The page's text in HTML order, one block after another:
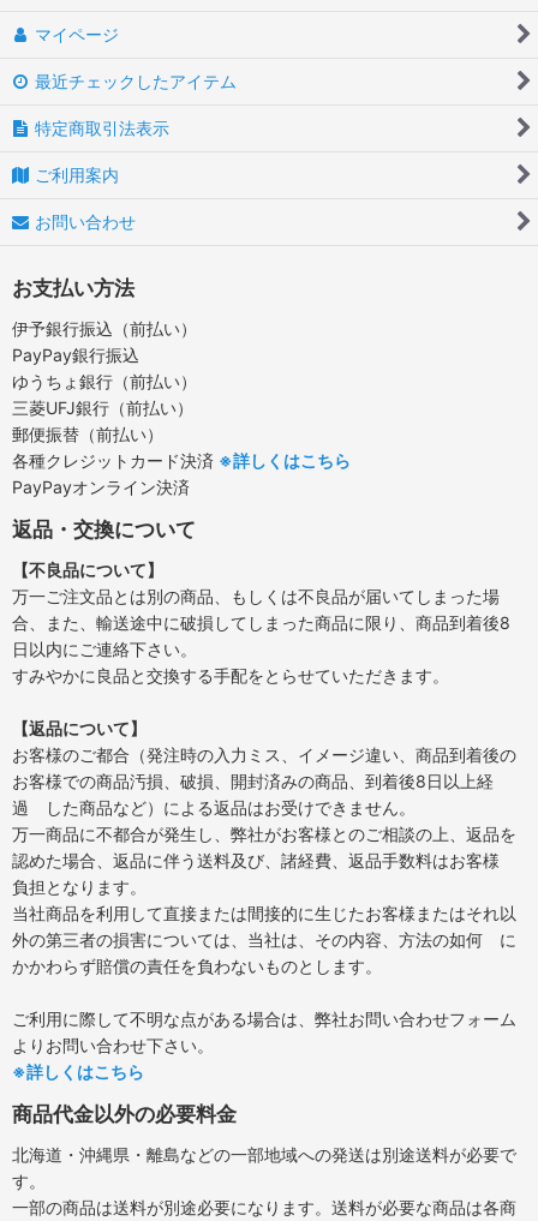
マイページ
最近チェックしたアイテム
特定商取引法表示
ご利用案内
お問い合わせ
お支払い方法
伊予銀行振込（前払い）
PayPay銀行振込
ゆうちょ銀行（前払い）
三菱UFJ銀行（前払い）
郵便振替（前払い）
各種クレジットカード決済 ※詳しくはこちら
PayPayオンライン決済
返品・交換について
【不良品について】
万一ご注文品とは別の商品、もしくは不良品が届いてしまった場
合、また、輸送途中に破損してしまった商品に限り、商品到着後8
日以内にご連絡下さい。
すみやかに良品と交換する手配をとらせていただきます。
【返品について】
お客様のご都合（発注時の入力ミス、イメージ違い、商品到着後の
お客様での商品汚損、破損、開封済みの商品、到着後8日以上経
過 した商品など）による返品はお受けできません。
万一商品に不都合が発生し、弊社がお客様とのご相談の上、返品を
認めた場合、返品に伴う送料及び、諸経費、返品手数料はお客様
負担となります。
当社商品を利用して直接または間接的に生じたお客様またはそれ以
外の第三者の損害については、当社は、その内容、方法の如何 に
かかわらず賠償の責任を負わないものとします。
ご利用に際して不明な点がある場合は、弊社お問い合わせフォーム
よりお問い合わせ下さい。
※詳しくはこちら
商品代金以外の必要料金
北海道・沖縄県・離島などの一部地域への発送は別途送料が必要で
す。
一部の商品は送料が別途必要になります。送料が必要な商品は各商